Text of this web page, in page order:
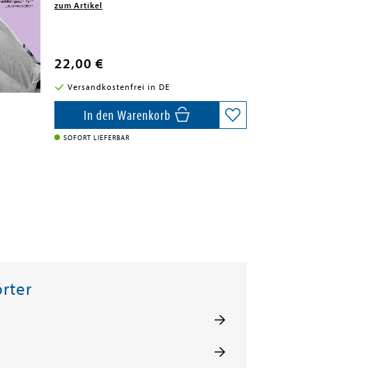
zum Artikel
22,00 €
Versandkostenfrei in DE
In den Warenkorb
SOFORT LIEFERBAR